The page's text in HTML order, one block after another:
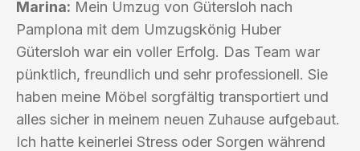
Marina: Mein Umzug von Gütersloh nach
Pamplona mit dem Umzugskönig Huber
Gütersloh war ein voller Erfolg. Das Team war
pünktlich, freundlich und sehr professionell. Sie
haben meine Möbel sorgfältig transportiert und
alles sicher in meinem neuen Zuhause aufgebaut.
Ich hatte keinerlei Stress oder Sorgen während